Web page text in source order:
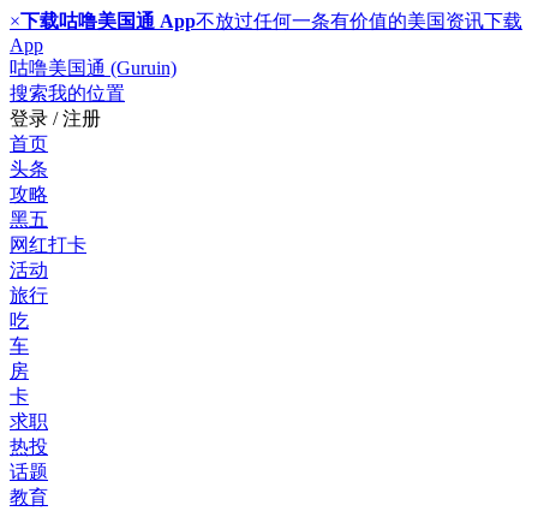
×下载咕噜美国通 App不放过任何一条有价值的美国资讯下载
App
咕噜美国通 (Guruin)
搜索我的位置
登录 / 注册
首页
头条
攻略
黑五
网红打卡
活动
旅行
吃
车
房
卡
求职
热投
话题
教育